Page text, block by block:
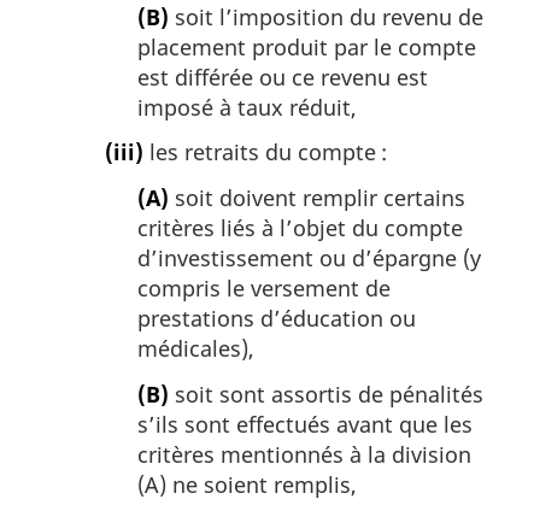
(B) soit l’imposition du revenu de
placement produit par le compte
est différée ou ce revenu est
imposé à taux réduit,
(iii) les retraits du compte :
(A) soit doivent remplir certains
critères liés à l’objet du compte
d’investissement ou d’épargne (y
compris le versement de
prestations d’éducation ou
médicales),
(B) soit sont assortis de pénalités
s’ils sont effectués avant que les
critères mentionnés à la division
(A) ne soient remplis,